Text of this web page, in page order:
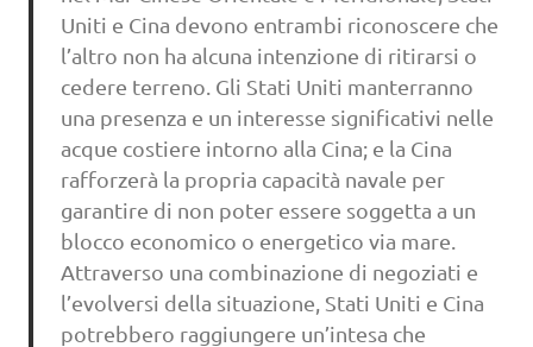
Uniti e Cina devono entrambi riconoscere che
l’altro non ha alcuna intenzione di ritirarsi o
cedere terreno. Gli Stati Uniti manterranno
una presenza e un interesse significativi nelle
acque costiere intorno alla Cina; e la Cina
rafforzerà la propria capacità navale per
garantire di non poter essere soggetta a un
blocco economico o energetico via mare.
Attraverso una combinazione di negoziati e
l’evolversi della situazione, Stati Uniti e Cina
potrebbero raggiungere un’intesa che